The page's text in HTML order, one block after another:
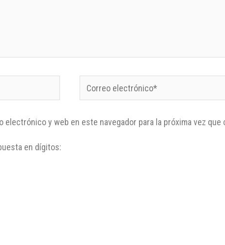
electrónico y web en este navegador para la próxima vez que
en dígitos: